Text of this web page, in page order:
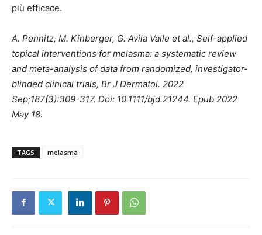
più efficace.
A. Pennitz, M. Kinberger, G. Avila Valle et al., Self-applied
topical interventions for melasma: a systematic review
and meta-analysis of data from randomized, investigator-
blinded clinical trials, Br J Dermatol. 2022
Sep;187(3):309-317. Doi: 10.1111/bjd.21244. Epub 2022
May 18.
TAGS melasma